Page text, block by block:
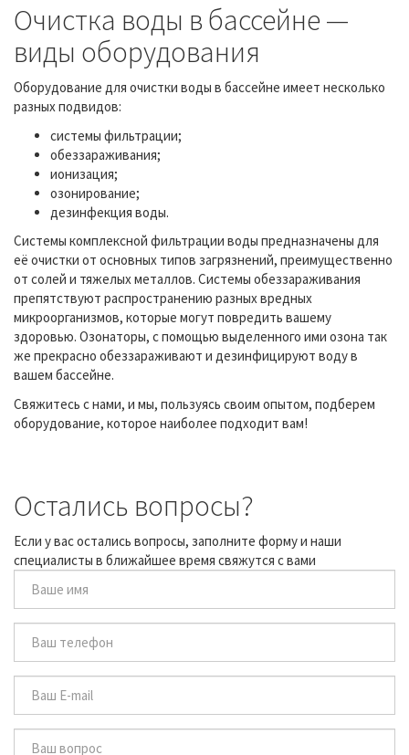
Очистка воды в бассейне —
виды оборудования
Оборудование для очистки воды в бассейне имеет несколько
разных подвидов:
системы фильтрации;
обеззараживания;
ионизация;
озонирование;
дезинфекция воды.
Системы комплексной фильтрации воды предназначены для
её очистки от основных типов загрязнений, преимущественно
от солей и тяжелых металлов. Системы обеззараживания
препятствуют распространению разных вредных
микроорганизмов, которые могут повредить вашему
здоровью. Озонаторы, с помощью выделенного ими озона так
же прекрасно обеззараживают и дезинфицируют воду в
вашем бассейне.
Свяжитесь с нами, и мы, пользуясь своим опытом, подберем
оборудование, которое наиболее подходит вам!
Остались вопросы?
Если у вас остались вопросы, заполните форму и наши
специалисты в ближайшее время свяжутся с вами